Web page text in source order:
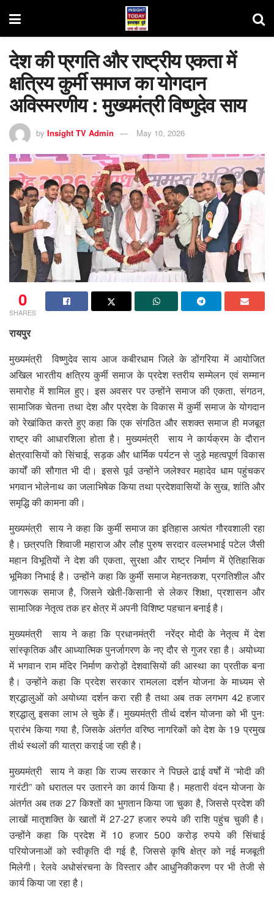
देश की प्रगति और राष्ट्रीय एकता में
क्षत्रिय कुर्मी समाज का योगदान
अविस्मरणीय : मुख्यमंत्री विष्णुदेव साय
by Insight TV Admin May 10, 2026
0
SHARES
रायपुर
मुख्यमंत्री विष्णुदेव साय आज कबीरधाम जिले के डोंगरिया में आयोजित
अखिल भारतीय क्षत्रिय कुर्मी समाज के प्रदेश स्तरीय सम्मेलन एवं सम्मान
समारोह में शामिल हुए। इस अवसर पर उन्होंने समाज की एकता, संगठन,
सामाजिक चेतना तथा देश और प्रदेश के विकास में कुर्मी समाज के योगदान
को रेखांकित करते हुए कहा कि एक संगठित और सशक्त समाज ही मजबूत
राष्ट्र की आधारशिला होता है। मुख्यमंत्री साय ने कार्यक्रम के दौरान
क्षेत्रवासियों को सिंचाई, सड़क और धार्मिक पर्यटन से जुड़े महत्वपूर्ण विकास
कार्यों की सौगात भी दी। इससे पूर्व उन्होंने जलेश्वर महादेव धाम पहुंचकर
भगवान भोलेनाथ का जलाभिषेक किया तथा प्रदेशवासियों के सुख, शांति और
समृद्धि की कामना की।
मुख्यमंत्री साय ने कहा कि कुर्मी समाज का इतिहास अत्यंत गौरवशाली रहा
है। छत्रपति शिवाजी महाराज और लौह पुरुष सरदार वल्लभभाई पटेल जैसी
महान विभूतियों ने देश की एकता, सुरक्षा और राष्ट्र निर्माण में ऐतिहासिक
भूमिका निभाई है। उन्होंने कहा कि कुर्मी समाज मेहनतकश, प्रगतिशील और
जागरूक समाज है, जिसने खेती-किसानी से लेकर शिक्षा, प्रशासन और
सामाजिक नेतृत्व तक हर क्षेत्र में अपनी विशिष्ट पहचान बनाई है।
मुख्यमंत्री साय ने कहा कि प्रधानमंत्री नरेंद्र मोदी के नेतृत्व में देश
सांस्कृतिक और आध्यात्मिक पुनर्जागरण के नए दौर से गुजर रहा है। अयोध्या
में भगवान राम मंदिर निर्माण करोड़ों देशवासियों की आस्था का प्रतीक बना
है। उन्होंने कहा कि प्रदेश सरकार रामलला दर्शन योजना के माध्यम से
श्रद्धालुओं को अयोध्या दर्शन करा रही है तथा अब तक लगभग 42 हजार
श्रद्धालु इसका लाभ ले चुके हैं। मुख्यमंत्री तीर्थ दर्शन योजना को भी पुनः
प्रारंभ किया गया है, जिसके अंतर्गत वरिष्ठ नागरिकों को देश के 19 प्रमुख
तीर्थ स्थलों की यात्रा कराई जा रही है।
मुख्यमंत्री साय ने कहा कि राज्य सरकार ने पिछले ढाई वर्षों में “मोदी की
गारंटी” को धरातल पर उतारने का कार्य किया है। महतारी वंदन योजना के
अंतर्गत अब तक 27 किश्तों का भुगतान किया जा चुका है, जिससे प्रदेश की
लाखों मातृशक्ति के खातों में 27-27 हजार रुपये की राशि पहुंच चुकी है।
उन्होंने कहा कि प्रदेश में 10 हजार 500 करोड़ रुपये की सिंचाई
परियोजनाओं को स्वीकृति दी गई है, जिससे कृषि क्षेत्र को नई मजबूती
मिलेगी। रेलवे अधोसंरचना के विस्तार और आधुनिकीकरण पर भी तेजी से
कार्य किया जा रहा है।